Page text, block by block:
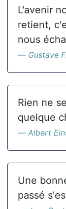
L'avenir
retient,
nous
Gustave
Rien ne
quelque
Albert
Une
passé